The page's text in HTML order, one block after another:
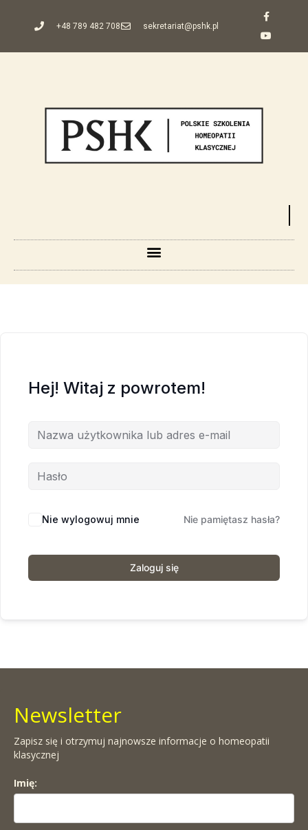
+48 789 482 708 sekretariat@pshk.pl
Hej! Witaj z powrotem!
Nie wylogowuj mnie Nie pamiętasz hasła?
Zaloguj się
Newsletter
Zapisz się i otrzymuj najnowsze informacje o homeopatii
klasycznej
Imię: